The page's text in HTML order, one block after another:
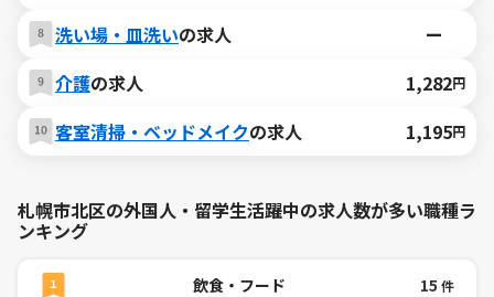
洗い場・皿洗いの求人
ー
介護の求人 1,282円
客室清掃・ベッドメイクの求人 1,195円
札幌市北区の外国人・留学生活躍中の求人数が多い職種ラ
ンキング
飲食・フード 15 件